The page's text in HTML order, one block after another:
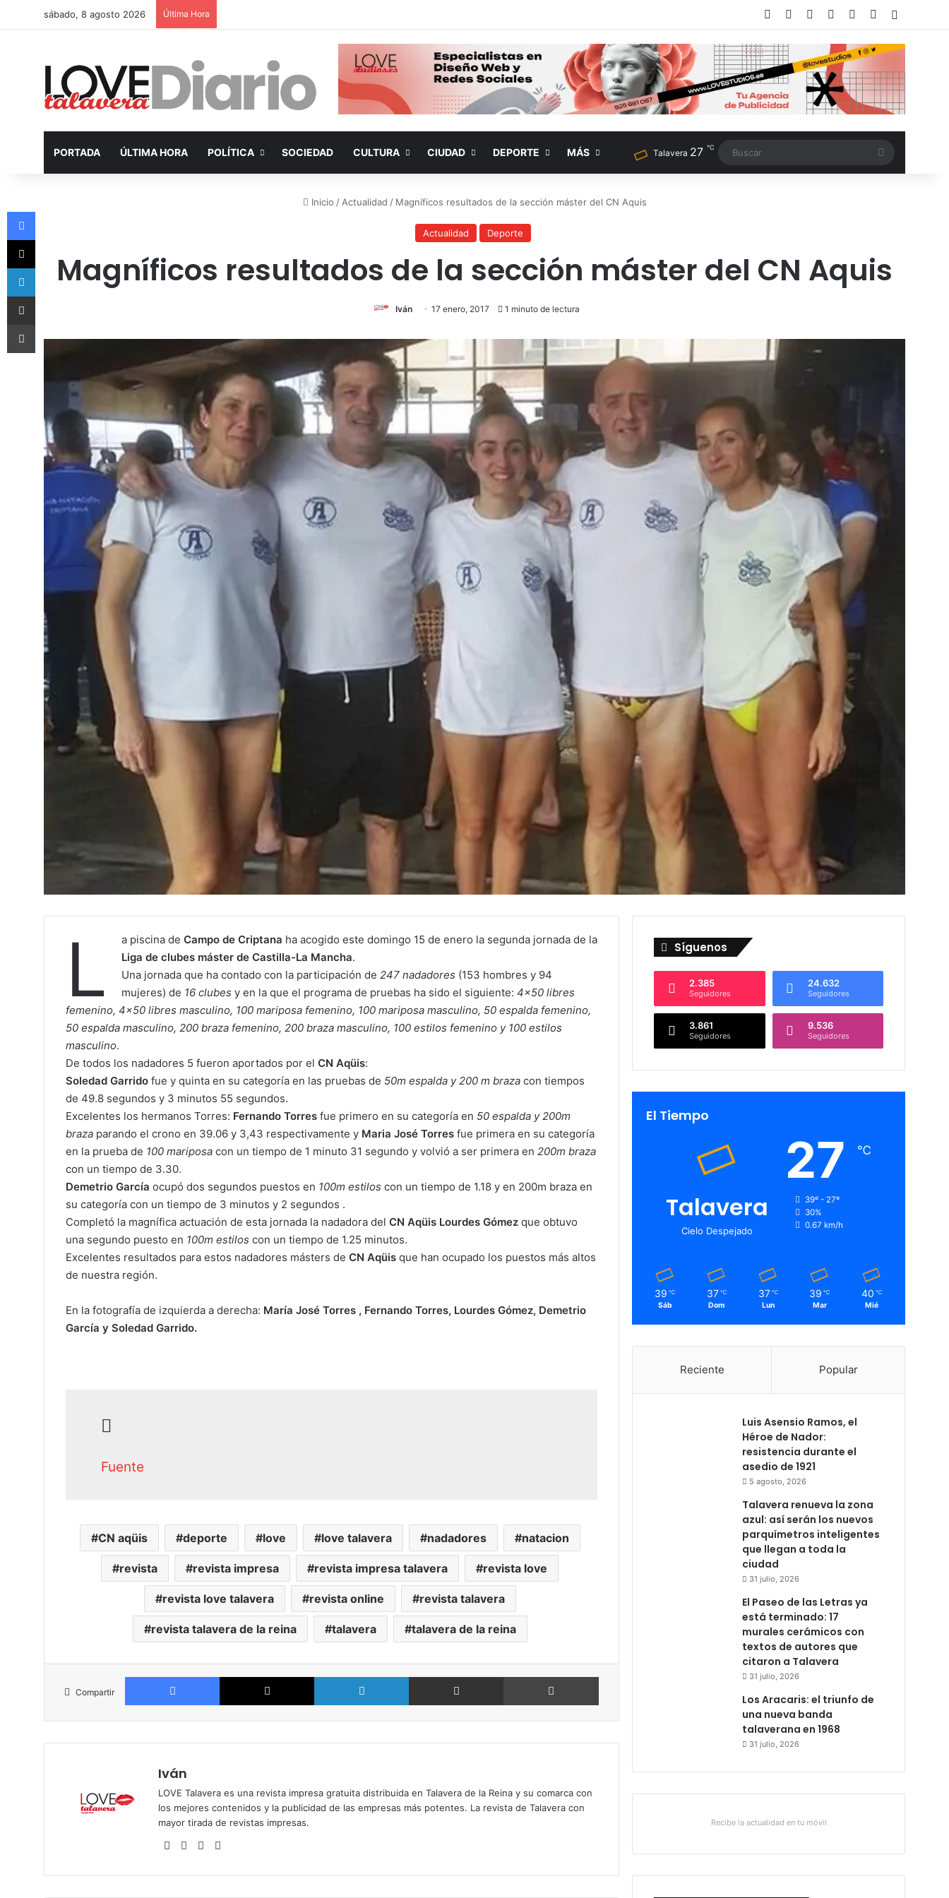
sábado, 8 agosto 2026 Última Hora Facebook LinkedInInstagram
TikTokRSS
PORTADA ÚLTIMA HORA POLÍTICA SOCIEDAD CULTURA CIUDAD DEPORTE MÁS Talavera 27 ℃
Inicio / Actualidad / Magníficos resultados de la sección máster del CN Aquis
Actualidad Deporte
Magníficos resultados de la sección máster del CN Aquis
Iván 17 enero, 2017 1 minuto de lectura
L a piscina de Campo de Criptana ha acogido este domingo 15 de enero la segunda jornada de la
Liga de clubes máster de Castilla-La Mancha.
Una jornada que ha contado con la participación de 247 nadadores (153 hombres y 94
mujeres) de 16 clubes y en la que el programa de pruebas ha sido el siguiente: 4×50 libres
femenino, 4×50 libres masculino, 100 mariposa femenino, 100 mariposa masculino, 50 espalda femenino,
50 espalda masculino, 200 braza femenino, 200 braza masculino, 100 estilos femenino y 100 estilos
masculino.
De todos los nadadores 5 fueron aportados por el CN Aqüis:
Soledad Garrido fue y quinta en su categoría en las pruebas de 50m espalda y 200 m braza con tiempos
de 49.8 segundos y 3 minutos 55 segundos.
Excelentes los hermanos Torres: Fernando Torres fue primero en su categoría en 50 espalda y 200m
braza parando el crono en 39.06 y 3,43 respectivamente y Maria José Torres fue primera en su categoría
en la prueba de 100 mariposa con un tiempo de 1 minuto 31 segundo y volvió a ser primera en 200m braza
con un tiempo de 3.30.
Demetrio García ocupó dos segundos puestos en 100m estilos con un tiempo de 1.18 y en 200m braza en
su categoría con un tiempo de 3 minutos y 2 segundos .
Completó la magnífica actuación de esta jornada la nadadora del CN Aqüis Lourdes Gómez que obtuvo
una segundo puesto en 100m estilos con un tiempo de 1.25 minutos.
Excelentes resultados para estos nadadores másters de CN Aqüis que han ocupado los puestos más altos
de nuestra región.
En la fotografía de izquierda a derecha: María José Torres , Fernando Torres, Lourdes Gómez, Demetrio
García y Soledad Garrido.
Fuente
CN aqüis deporte love love talavera nadadores natacion
revista revista impresa revista impresa talavera revista love
revista love talavera revista online revista talavera
revista talavera de la reina talavera talavera de la reina
Compartir
Facebook X LinkedIn Compartir por Email
Iván
LOVE Talavera es una revista impresa gratuita distribuida en Talavera de la Reina y su comarca con
los mejores contenidos y la publicidad de las empresas más potentes. La revista de Talavera con
mayor tirada de revistas impresas.
Siti
we
Fa
bo
X
ra
Síguenos
2.385
Seguidores
24.632
Seguidores
3.861
Seguidores
9.536
Seguidores
El Tiempo
Talavera
Cielo Despejado
27 ℃
39º - 27º
30%
0.67 km/h
39 ℃
Sáb
37 ℃
Dom
37 ℃
Lun
39 ℃
Mar
40 ℃
Mié
Reciente Popular
Luis Asensio Ramos, el
Héroe de Nador:
resistencia durante el
asedio de 1921
5 agosto, 2026
Talavera renueva la zona
azul: así serán los nuevos
parquímetros inteligentes
que llegan a toda la
ciudad
31 julio, 2026
El Paseo de las Letras ya
está terminado: 17
murales cerámicos con
textos de autores que
citaron a Talavera
31 julio, 2026
Los Aracaris: el triunfo de
una nueva banda
talaverana en 1968
31 julio, 2026
Recibe la actualidad en tu móvil
LinkedIn